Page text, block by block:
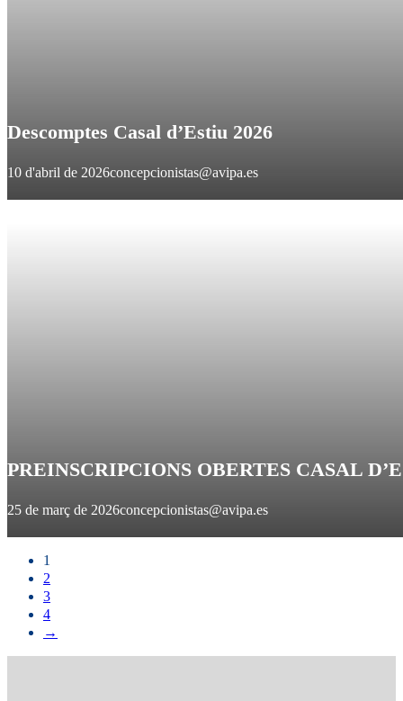
Descomptes Casal d’Estiu 2026
10 d'abril de 2026concepcionistas@avipa.es
PREINSCRIPCIONS OBERTES CASAL
25 de març de 2026concepcionistas@avipa.es
1
2
3
4
→